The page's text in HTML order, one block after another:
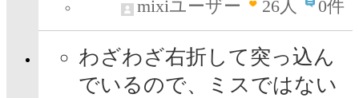
mixiユーザー
26人 0件
わざわざ右折して突っ込ん
でいるので、ミスではない